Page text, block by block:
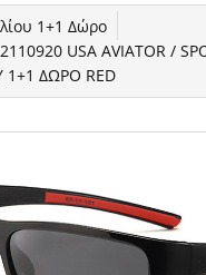
1+1 Δώρο
USA AVIATOR /
1+1 ΔΩΡΟ RED